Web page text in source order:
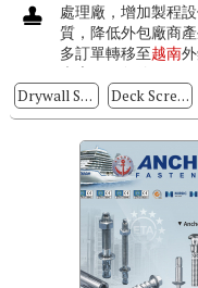
處理廠，增加製程
質，降低外包廠商
多訂單轉移至越南
廠房已不敷使用，
11,800平方公尺，目
Drywall Screws Deck Screws